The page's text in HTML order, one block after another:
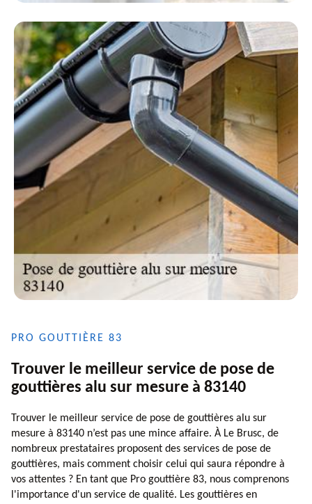
PRO GOUTTIÈRE 83
Trouver le meilleur service de pose de
gouttières alu sur mesure à 83140
Trouver le meilleur service de pose de gouttières alu sur
mesure à 83140 n’est pas une mince affaire. À Le Brusc, de
nombreux prestataires proposent des services de pose de
gouttières, mais comment choisir celui qui saura répondre à
vos attentes ? En tant que Pro gouttière 83, nous comprenons
l'importance d'un service de qualité. Les gouttières en